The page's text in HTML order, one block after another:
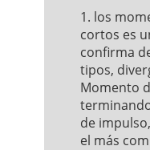
1. los
cortos es
confirma
tipos,
Momento
de
el más